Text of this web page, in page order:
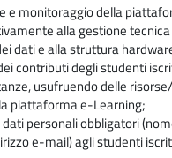
e monitoraggio della
alla gestione
dati e alla struttura
contributi degli studenti
usufruendo delle
piattaforma e-Learning;
personali obbligatori
e-mail) agli studenti